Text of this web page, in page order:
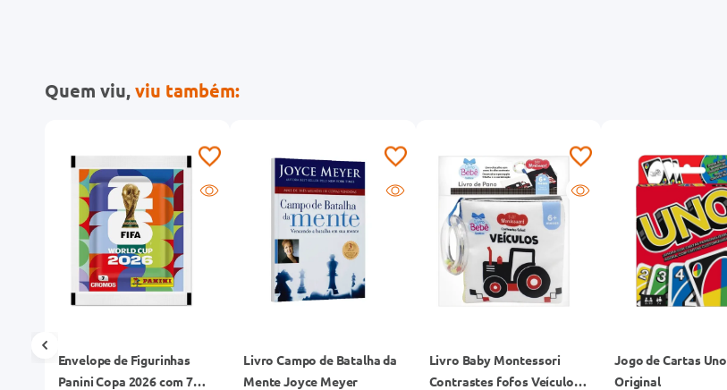
Quem viu,viu também:
Envelope de Figurinhas
Panini Copa 2026 com 7
Livro Campo de Batalha da
Mente Joyce Meyer
Livro Baby Montessori
Contrastes fofos Veículos
Jogo de Cartas Uno
Original